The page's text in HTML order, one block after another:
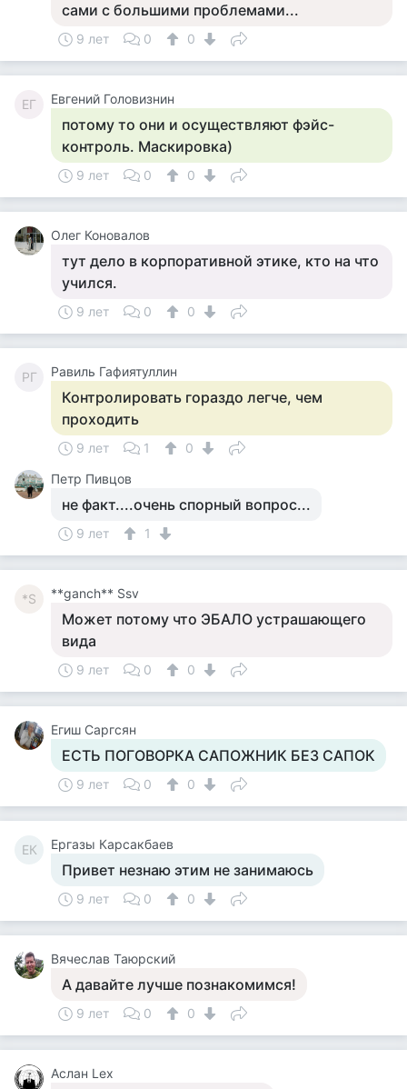
сами с большими проблемами...
9 лет 0 0
ЕГ Евгений Головизнин
потому то они и осуществляют фэйс-
контроль. Маскировка)
9 лет 0 0
Олег Коновалов
тут дело в корпоративной этике, кто на что
учился.
9 лет 0 0
РГ Равиль Гафиятуллин
Контролировать гораздо легче, чем
проходить
9 лет 1
0
Петр Пивцов
не факт....очень спорный вопрос...
9 лет 1
*S **ganch** Ssv
Может потому что ЭБАЛО устрашающего
вида
9 лет 0 0
Егиш Саргсян
ЕСТЬ ПОГОВОРКА САПОЖНИК БЕЗ САПОК
9 лет 0 0
ЕК Ергазы Карсакбаев
Привет незнаю этим не занимаюсь
9 лет 0 0
Вячеслав Таюрский
А давайте лучше познакомимся!
9 лет 0 0
Аслан Lex